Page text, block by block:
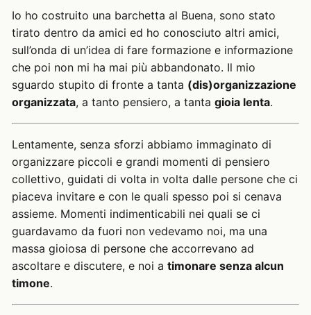
Io ho costruito una barchetta al Buena, sono stato
tirato dentro da amici ed ho conosciuto altri amici,
sull’onda di un’idea di fare formazione e informazione
che poi non mi ha mai più abbandonato. Il mio
sguardo stupito di fronte a tanta (dis)organizzazione
organizzata, a tanto pensiero, a tanta gioia lenta.
Lentamente, senza sforzi abbiamo immaginato di
organizzare piccoli e grandi momenti di pensiero
collettivo, guidati di volta in volta dalle persone che ci
piaceva invitare e con le quali spesso poi si cenava
assieme. Momenti indimenticabili nei quali se ci
guardavamo da fuori non vedevamo noi, ma una
massa gioiosa di persone che accorrevano ad
ascoltare e discutere, e noi a timonare senza alcun
timone.